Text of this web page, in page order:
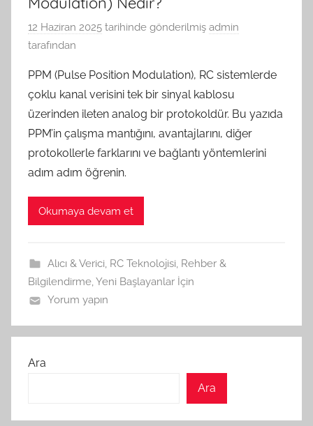
12 Haziran 2025 tarihinde gönderilmiş admin
tarafından
PPM (Pulse Position Modulation), RC sistemlerde
çoklu kanal verisini tek bir sinyal kablosu
üzerinden ileten analog bir protokoldür. Bu yazıda
PPM’in çalışma mantığını, avantajlarını, diğer
protokollerle farklarını ve bağlantı yöntemlerini
adım adım öğrenin.
Okumaya devam et
Alıcı & Verici, RC Teknolojisi, Rehber &
Bilgilendirme,Yeni Başlayanlar İçin
Yorum yapın
Ara
Ara